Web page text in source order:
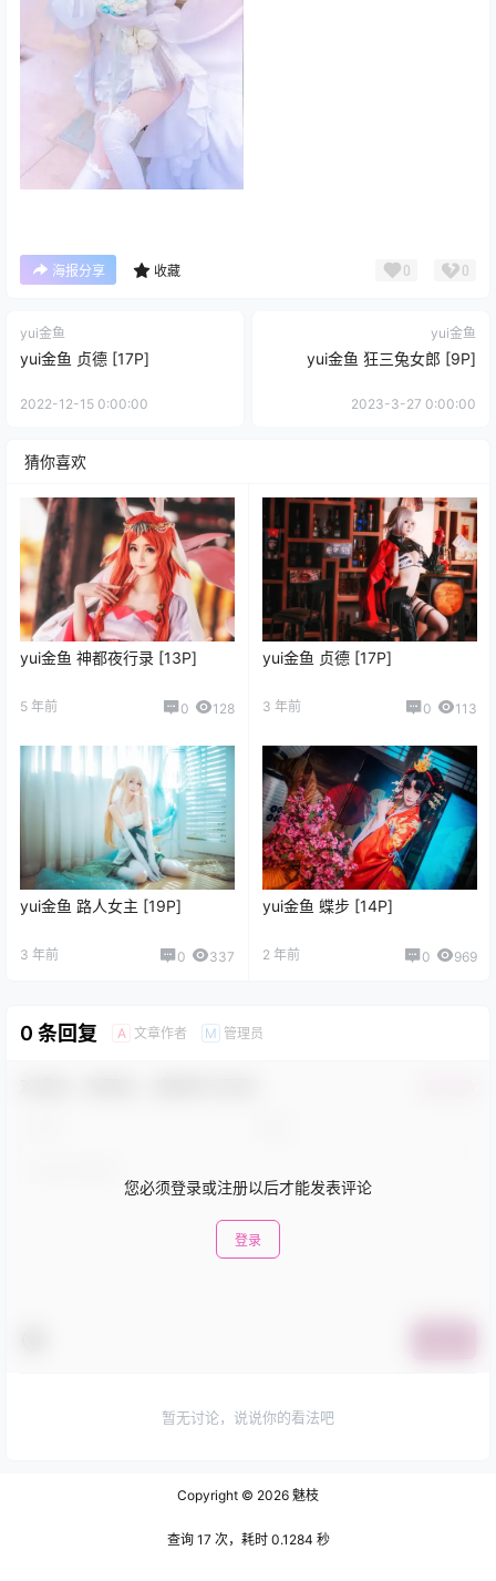
海报分享 收藏 0 0
yui金鱼
yui金鱼 贞德 [17P]
2022-12-15 0:00:00
yui金鱼
yui金鱼 狂三兔女郎 [9P]
2023-3-27 0:00:00
猜你喜欢
yui金鱼 神都夜行录 [13P]
5 年前 0 128
yui金鱼 贞德 [17P]
3 年前 0 113
yui金鱼 路人女主 [19P]
3 年前 0 337
yui金鱼 蝶步 [14P]
2 年前 0 969
0 条回复 A 文章作者 M 管理员
您必须登录或注册以后才能发表评论
登录
暂无讨论，说说你的看法吧
Copyright © 2026 魅枝
查询 17 次，耗时 0.1284 秒